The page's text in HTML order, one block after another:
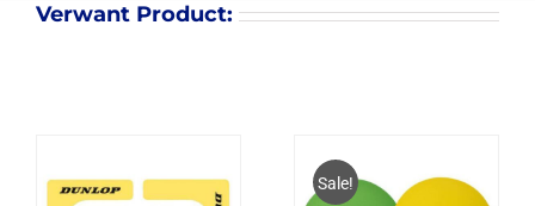
Verwant Product:
Sale!